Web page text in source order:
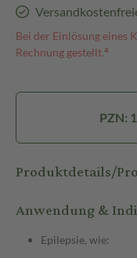
Bei der Einlösung eines
Rechnung gestellt.⁴
PZN:
Produktdetails/
Anwendung &
Epilepsie, wie: